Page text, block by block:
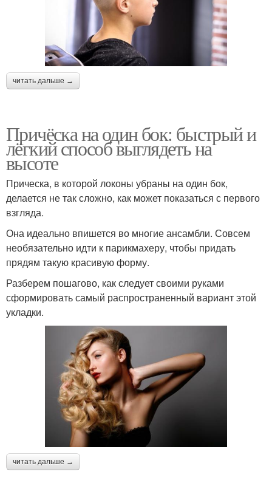
читать дальше →
Причёска на один бок: быстрый и
лёгкий способ выглядеть на
высоте
Прическа, в которой локоны убраны на один бок,
делается не так сложно, как может показаться с первого
взгляда.
Она идеально впишется во многие ансамбли. Совсем
необязательно идти к парикмахеру, чтобы придать
прядям такую красивую форму.
Разберем пошагово, как следует своими руками
сформировать самый распространенный вариант этой
укладки.
читать дальше →